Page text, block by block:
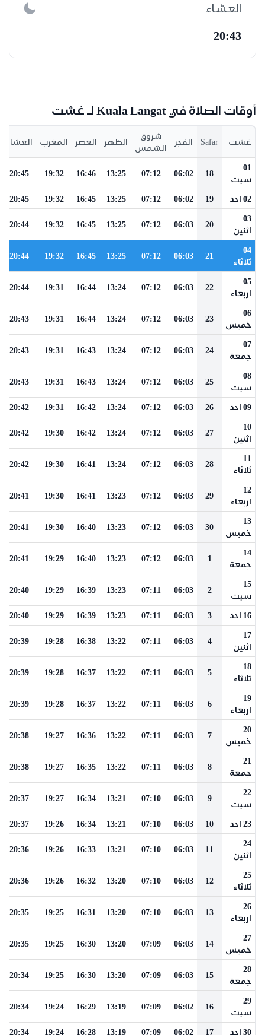
العشاء
20:43
أوقات الصلاة في Kuala Langat لـ غشت
غشت Safar الفجر
شروق
الشمس
الظهر العصر المغرب العشاء
01
سبت
18
06:02
07:12
13:25
16:46
19:32
20:45
02 احد 19
06:02
07:12
13:25
16:45
19:32
20:45
03
اثنين
20
06:03
07:12
13:25
16:45
19:32
20:44
04
ثلاثاء
21
06:03
07:12
13:25
16:45
19:32
20:44
05
اربعاء
22
06:03
07:12
13:24
16:44
19:31
20:44
06
خميس
23
06:03
07:12
13:24
16:44
19:31
20:43
07
جمعة
24
06:03
07:12
13:24
16:43
19:31
20:43
08
سبت
25
06:03
07:12
13:24
16:43
19:31
20:43
09 احد 26
06:03
07:12
13:24
16:42
19:31
20:42
10
اثنين
27
06:03
07:12
13:24
16:42
19:30
20:42
11
ثلاثاء
28
06:03
07:12
13:24
16:41
19:30
20:42
12
اربعاء
29
06:03
07:12
13:23
16:41
19:30
20:41
13
خميس
30
06:03
07:12
13:23
16:40
19:30
20:41
14
جمعة
1
06:03
07:12
13:23
16:40
19:29
20:41
15
سبت
2
06:03
07:11
13:23
16:39
19:29
20:40
16 احد 3
06:03
07:11
13:23
16:39
19:29
20:40
17
اثنين
4
06:03
07:11
13:22
16:38
19:28
20:39
18
ثلاثاء
5
06:03
07:11
13:22
16:37
19:28
20:39
19
اربعاء
6
06:03
07:11
13:22
16:37
19:28
20:39
20
خميس
7
06:03
07:11
13:22
16:36
19:27
20:38
21
جمعة
8
06:03
07:11
13:22
16:35
19:27
20:38
22
سبت
9
06:03
07:10
13:21
16:34
19:27
20:37
23 احد 10
06:03
07:10
13:21
16:34
19:26
20:37
24
اثنين
11
06:03
07:10
13:21
16:33
19:26
20:36
25
ثلاثاء
12
06:03
07:10
13:20
16:32
19:26
20:36
26
اربعاء
13
06:03
07:10
13:20
16:31
19:25
20:35
27
خميس
14
06:03
07:09
13:20
16:30
19:25
20:35
28
جمعة
15
06:03
07:09
13:20
16:30
19:25
20:34
29
سبت
16
06:02
07:09
13:19
16:29
19:24
20:34
30 احد 17
06:02
07:09
13:19
16:28
19:24
20:34